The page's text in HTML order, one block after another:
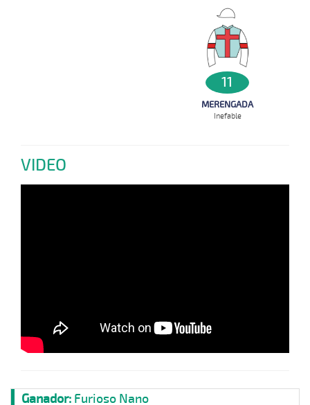
11
MERENGADA
Inefable
VIDEO
Ganador: Furioso Nano